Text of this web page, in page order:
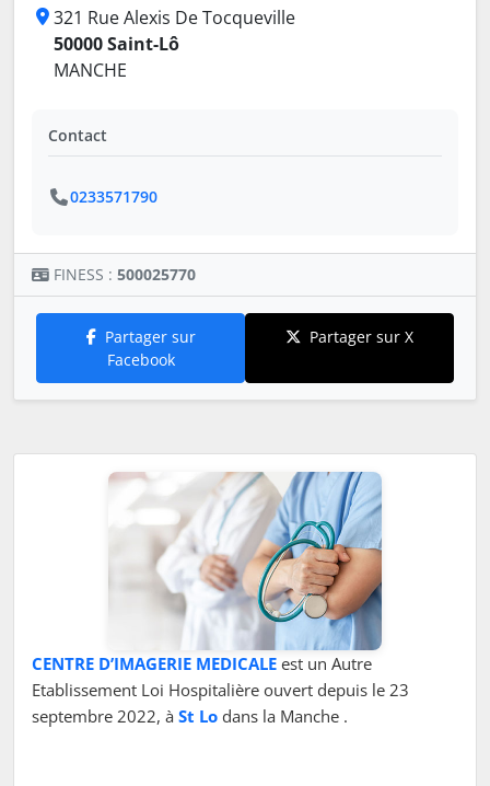
321 Rue Alexis De Tocqueville
50000 Saint-Lô
MANCHE
Contact
0233571790
FINESS : 500025770
Partager sur
Facebook
Partager sur X
CENTRE D’IMAGERIE MEDICALE est un Autre
Etablissement Loi Hospitalière ouvert depuis le 23
septembre 2022, à St Lo dans la Manche .